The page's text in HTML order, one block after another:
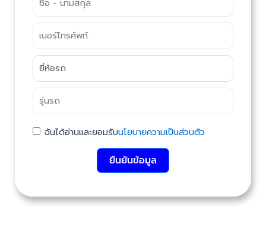
ฉันได้อ่านและยอมรับนโยบายความเป็นส่วนตัว
ยืนยันข้อมูล